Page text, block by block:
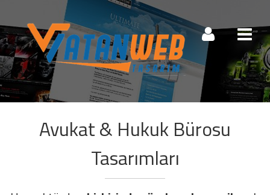
Avukat & Hukuk Bürosu
Tasarımları
Müşteri Paneli
Beni Hatırla Şifremi Unuttum!
Giriş Yap